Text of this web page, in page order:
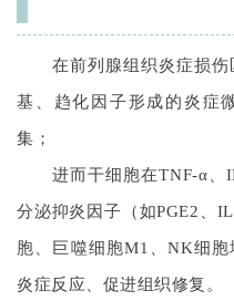
在前列腺组织炎症损
基、趋化因子形成的炎症
集；
进而干细胞在TNF-α、
分泌抑炎因子（如PGE2、
胞、巨噬细胞M1、NK细
炎症反应、促进组织修复。